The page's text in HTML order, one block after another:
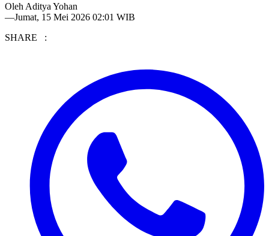
Oleh Aditya Yohan
—Jumat, 15 Mei 2026 02:01 WIB
SHARE :